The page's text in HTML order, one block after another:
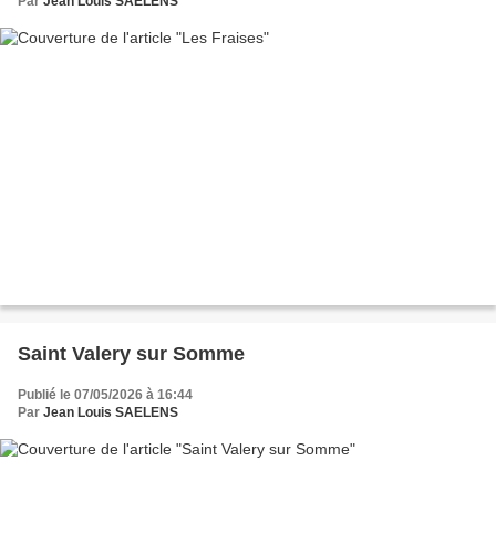
Saint Valery sur Somme
Publié le 07/05/2026 à 16:44
Par Jean Louis SAELENS